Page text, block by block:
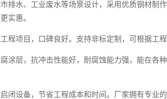
排水、工业废水等场景设计，采用优质钢材
实惠。
程项目，口碑良好。支持非标定制，可根据工
涂层，抗冲击性能好，耐腐蚀能力强，能在
闭设备，节省工程成本和时间。厂家拥有专